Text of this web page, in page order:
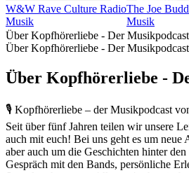
W&W Rave Culture Radio
Musik
The Joe
Musik
Über Kopfhörerliebe - Der Musikpodcast
Über Kopfhörerliebe - Der Musikpodcast
Über Kopfhörerliebe -
🎙️ Kopfhörerliebe – der Musikpodcast
Seit über fünf Jahren teilen wir unsere
auch mit euch! Bei uns geht es um neue
aber auch um die Geschichten hinter
Gespräch mit den Bands, persönliche